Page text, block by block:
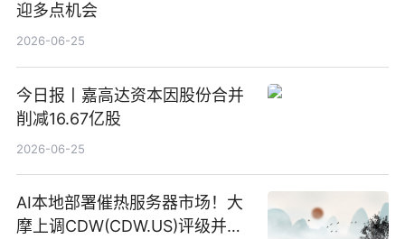
迎多点机会
2026-06-25
今日报丨嘉高达资本因股份合并
削减16.67亿股
2026-06-25
AI本地部署催热服务器市场！大
摩上调CDW(CDW.US)评级并看